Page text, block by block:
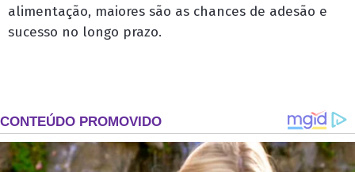
alimentação, maiores são as chances de adesão e
sucesso no longo prazo.